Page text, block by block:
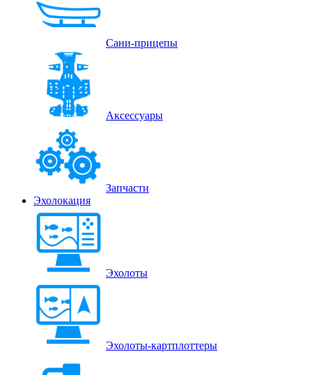
Сани-прицепы
Аксессуары
Запчасти
Эхолокация
Эхолоты
Эхолоты-картплоттеры